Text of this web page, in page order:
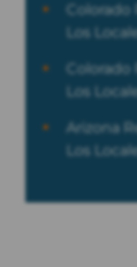
Los
Los
Arizona
Los